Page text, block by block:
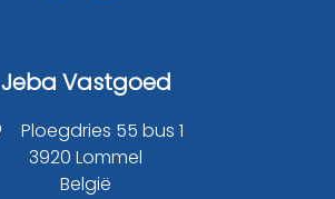
Jeba Vastgoed
Ploegdries 55 bus 1
3920 Lommel
België